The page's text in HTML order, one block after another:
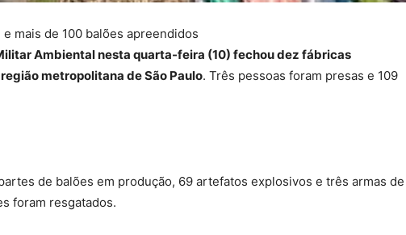
mais de 100 balões apreendidos
Ambiental nesta quarta-feira (10) fechou dez fábricas
metropolitana de São Paulo. Três pessoas foram presas e 109
de balões em produção, 69 artefatos explosivos e três armas de
foram resgatados.